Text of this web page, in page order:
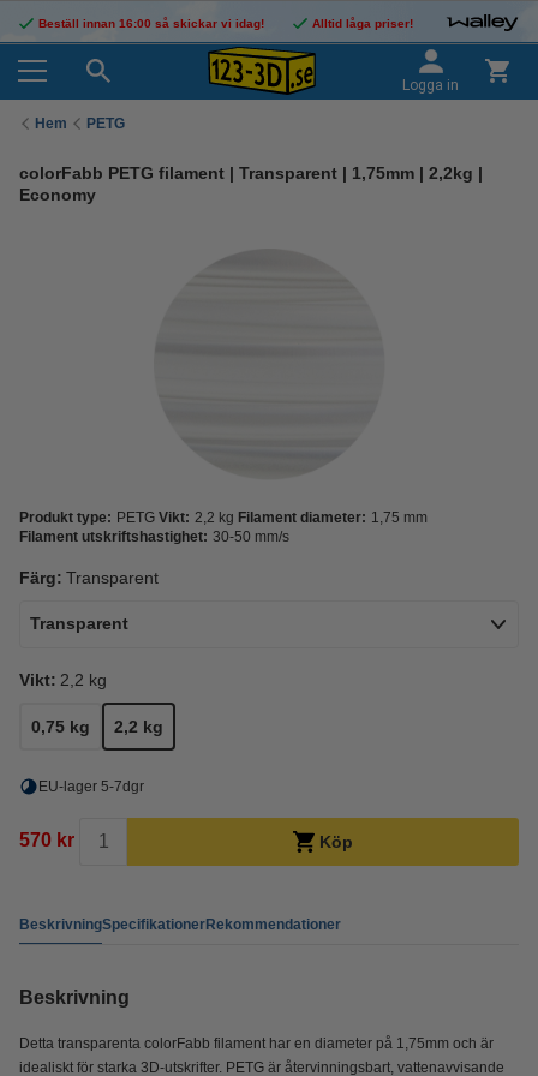
Beställ innan 16:00 så skickar vi idag! Alltid låga priser!
Logga in
Hem PETG
colorFabb PETG filament | Transparent | 1,75mm | 2,2kg |
Economy
Produkt type: PETG Vikt: 2,2 kg Filament diameter: 1,75 mm
Filament utskriftshastighet: 30-50 mm/s
Färg: Transparent
Transparent
Vikt: 2,2 kg
0,75 kg 2,2 kg
EU-lager 5-7dgr
570 kr Köp
BeskrivningSpecifikationerRekommendationer
Beskrivning
Detta transparenta colorFabb filament har en diameter på 1,75mm och är
idealiskt för starka 3D-utskrifter. PETG är återvinningsbart, vattenavvisande